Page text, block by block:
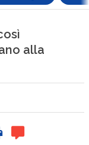
alla